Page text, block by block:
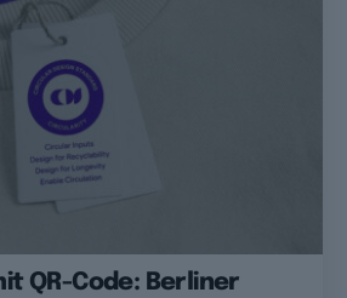
QR-Code: Berliner